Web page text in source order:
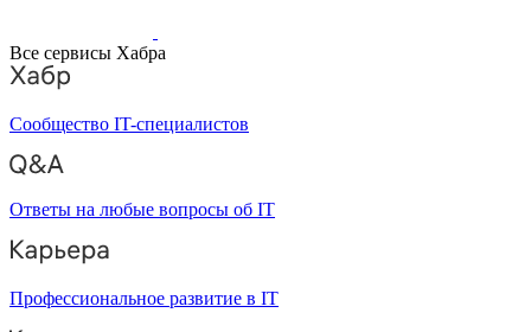
Все сервисы Хабра
Сообщество IT-специалистов
Ответы на любые вопросы об IT
Профессиональное развитие в IT